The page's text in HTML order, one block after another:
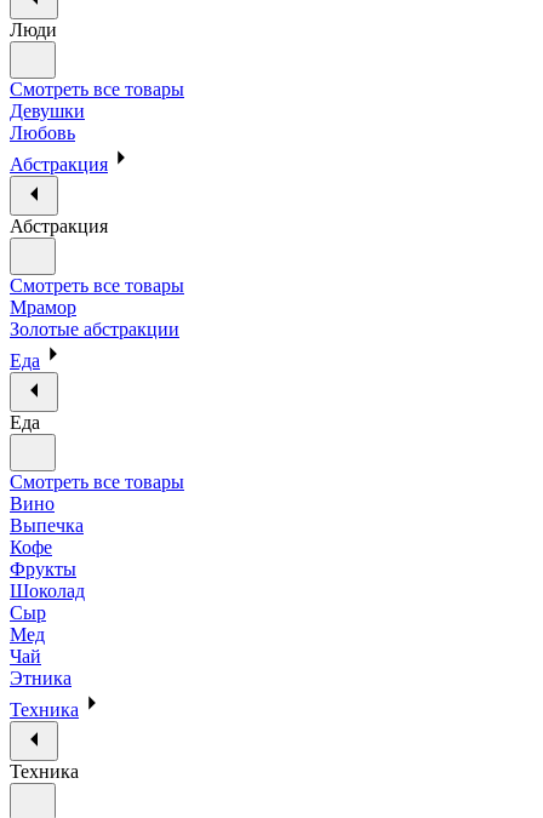
Люди
Смотреть все товары
Девушки
Любовь
Абстракция
Абстракция
Смотреть все товары
Мрамор
Золотые абстракции
Еда
Еда
Смотреть все товары
Вино
Выпечка
Кофе
Фрукты
Шоколад
Сыр
Мед
Чай
Этника
Техника
Техника